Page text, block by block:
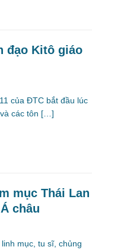
đạo Kitô giáo
của ĐTC bắt đầu lúc
các tôn […]
mục Thái Lan
châu
mục, tu sĩ, chủng